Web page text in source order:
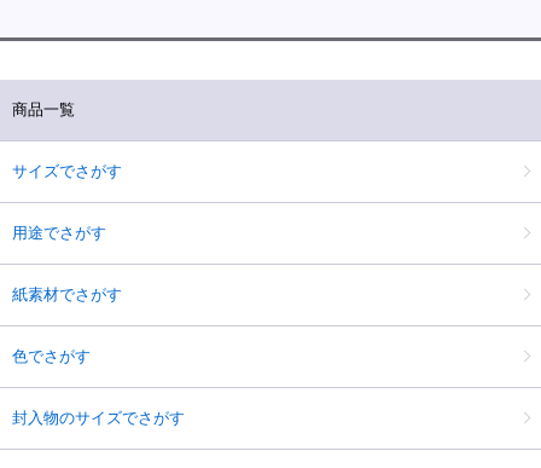
商品一覧
サイズでさがす
用途でさがす
紙素材でさがす
色でさがす
封入物のサイズでさがす